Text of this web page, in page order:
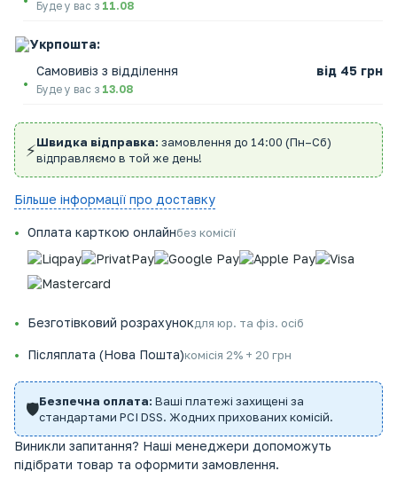
Буде у вас з 11.08
Укрпошта:
Самовивіз з відділення
Буде у вас з 13.08
від 45 грн
⚡Швидка відправка: замовлення до 14:00 (Пн–Сб)
відправляємо в той же день!
Більше інформації про доставку
Оплата карткою онлайнбез комісії
Безготівковий розрахунокдля юр. та фіз. осіб
Післяплата (Нова Пошта)комісія 2% + 20 грн
🛡️Безпечна оплата: Ваші платежі захищені за
стандартами PCI DSS. Жодних прихованих комісій.
Виникли запитання? Наші менеджери допоможуть
підібрати товар та оформити замовлення.